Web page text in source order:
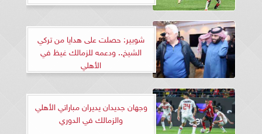
شوبير: حصلت على هدايا من تركي
الشيخ.. ودعمه للزمالك غيظ في
الأهلي
وجهان جديدان يديران مباراتي الأهلي
والزمالك في الدوري